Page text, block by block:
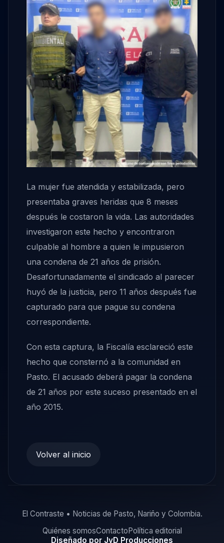
La mujer fue atendida y estabilizada, pero
presentaba graves heridas que 8 meses
después le costaron la vida. Las autoridades
investigaron este hecho y encontraron
culpable al hombre a quien le impusieron
una condena de 21 años de prisión.
Desafortunadamente el sindicado al parecer
huyó de la justicia, pero 11 años después fue
capturado para que pague su condena
correspondiente.
Con esta captura, la Fiscalía esclareció este
hecho que consternó a la comunidad en
Pasto. El acusado deberá pagar la condena
de 21 años por este suceso presentado en el
año 2015.
Volver al inicio
El Contraste • Noticias de Pasto, Nariño y Colombia.
Quiénes somosContactoPolítica editorial
Diseñado por JyD Producciones